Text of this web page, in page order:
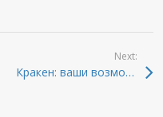
Todas las entradas
Next:
Кракен: ваши возможности в даркнете 2026 года